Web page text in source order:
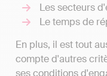
Les secteurs
Le temps de
En plus, il est tout
compte d'autres
ses conditions